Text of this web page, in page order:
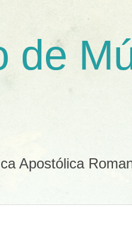
de
Apostólica